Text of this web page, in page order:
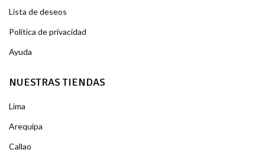
Lista de deseos
Política de privacidad
Ayuda
NUESTRAS TIENDAS
Lima
Arequipa
Callao